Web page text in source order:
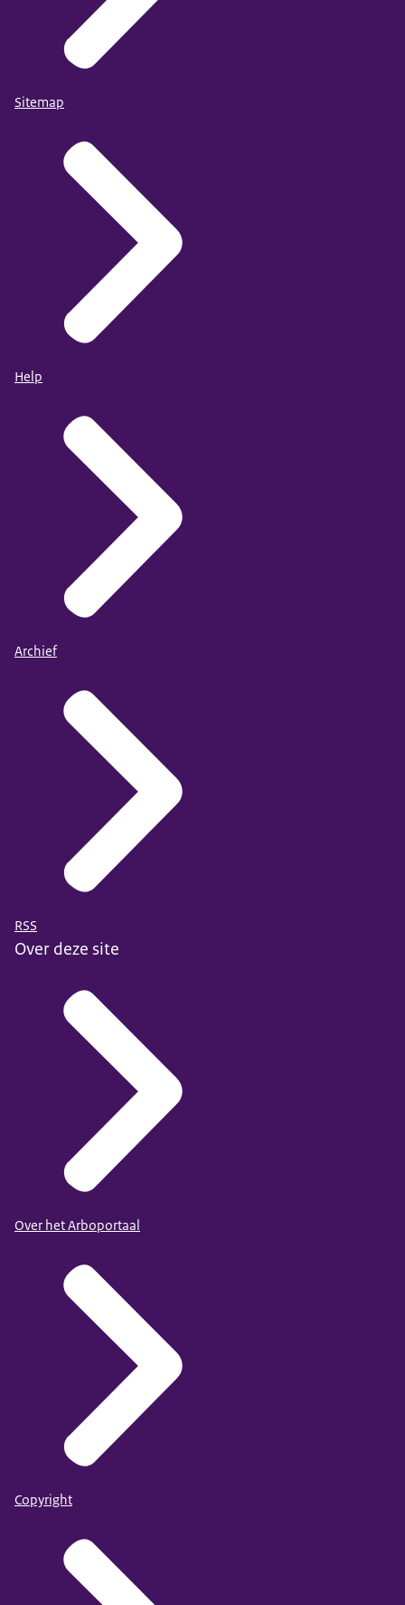
Sitemap
Help
Archief
RSS
Over deze site
Over het Arboportaal
Copyright